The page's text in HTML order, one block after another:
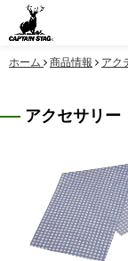
ホーム 商品情報 アク
アクセサリー